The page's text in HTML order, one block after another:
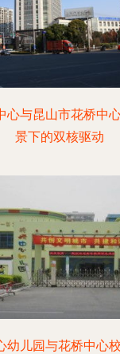
心与昆山市花桥中
景下的双核驱动
幼儿园与花桥中心